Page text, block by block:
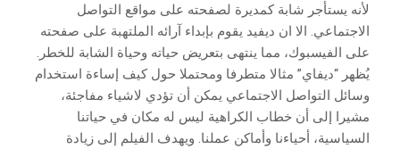
لأنه يستأجر شابة كمديرة لصفحته على مواقع التواصل
الاجتماعي. الا ان ديفيد يقوم بإبداء آرائه الملتهبة على صفحته
على الفيسبوك، مما ينتهى بتعريض حياته وحياة الشابة للخطر.
يُظهر “ديفاي” مثالا متطرفا ومحتملا حول كيف إساءة استخدام
وسائل التواصل الاجتماعي يمكن أن تؤدي لاشياء مفاجئة،
مشيرا إلى أن خطاب الكراهية ليس له مكان في حياتنا
السياسية، أحياءنا وأماكن عملنا. ويهدف الفيلم إلى زيادة